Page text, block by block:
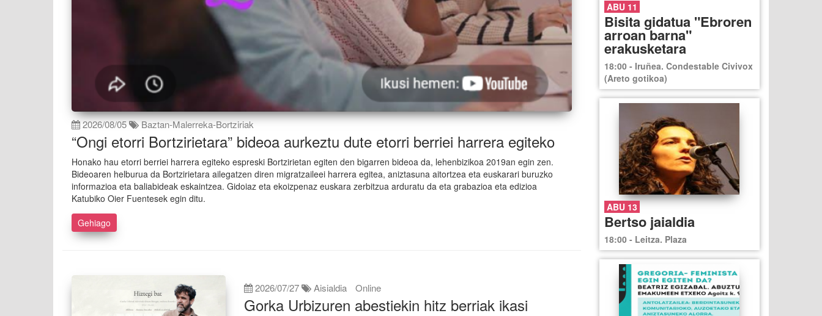
2026/08/05 Baztan-Malerreka-Bortziriak
“Ongi etorri Bortzirietara” bideoa aurkeztu dute etorri berriei harrera egiteko
Honako hau etorri berriei harrera egiteko espreski Bortzirietan egiten den bigarren bideoa da, lehenbizikoa 2019an egin zen.
Bideoaren helburua da Bortzirietara ailegatzen diren migratzaileei harrera egitea, aniztasuna aitortzea eta euskarari buruzko
informazioa eta baliabideak eskaintzea. Gidoiaz eta ekoizpenaz euskara zerbitzua arduratu da eta grabazioa eta edizioa
Katubiko Oier Fuentesek egin ditu.
Gehiago
2026/07/27 Aisialdia Online
Gorka Urbizuren abestiekin hitz berriak ikasi
ABU 11
Bisita gidatua "Ebroren
arroan barna"
erakusketara
18:00 - Iruñea. Condestable Civivox
(Areto gotikoa)
ABU 13
Bertso jaialdia
18:00 - Leitza. Plaza